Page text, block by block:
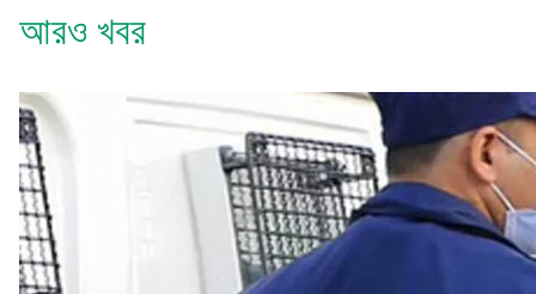
আরও খবর